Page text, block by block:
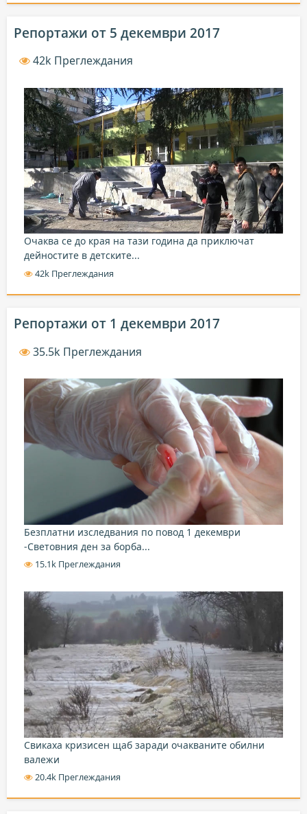
Репортажи от 5 декември 2017
42k Преглеждания
Очаква се до края на тази година да приключат
дейностите в детските...
42k Преглеждания
Репортажи от 1 декември 2017
35.5k Преглеждания
Безплатни изследвания по повод 1 декември
-Световния ден за борба...
15.1k Преглеждания
Свикаха кризисен щаб заради очакваните обилни
валежи
20.4k Преглеждания